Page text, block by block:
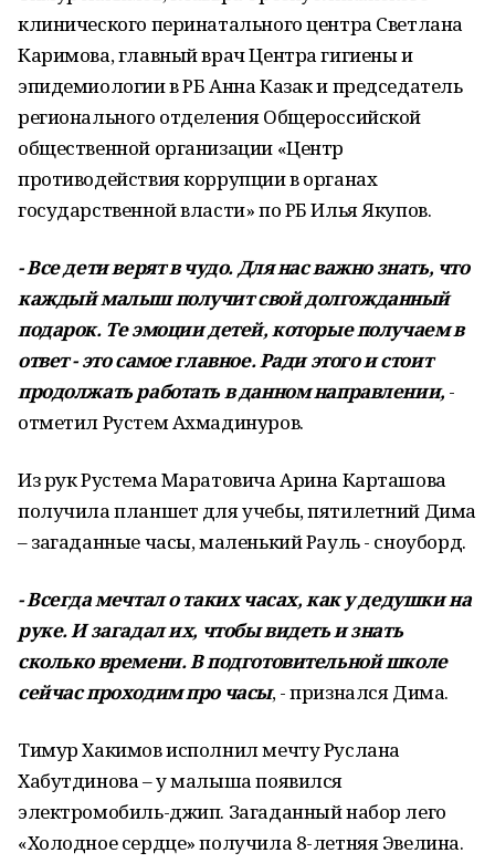
клинического перинатального центра Светлана
Каримова, главный врач Центра гигиены и
эпидемиологии в РБ Анна Казак и председатель
регионального отделения Общероссийской
общественной организации «Центр
противодействия коррупции в органах
государственной власти» по РБ Илья Якупов.
- Все дети верят в чудо. Для нас важно знать, что
каждый малыш получит свой долгожданный
подарок. Те эмоции детей, которые получаем в
ответ - это самое главное. Ради этого и стоит
продолжать работать в данном направлении, -
отметил Рустем Ахмадинуров.
Из рук Рустема Маратовича Арина Карташова
получила планшет для учебы, пятилетний Дима
– загаданные часы, маленький Рауль - сноуборд.
- Всегда мечтал о таких часах, как у дедушки на
руке. И загадал их, чтобы видеть и знать
сколько времени. В подготовительной школе
сейчас проходим про часы, - признался Дима.
Тимур Хакимов исполнил мечту Руслана
Хабутдинова – у малыша появился
электромобиль-джип. Загаданный набор лего
«Холодное сердце» получила 8-летняя Эвелина.